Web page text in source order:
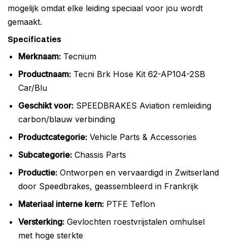
mogelijk omdat elke leiding speciaal voor jou wordt
gemaakt.
Specificaties
Merknaam:Tecnium
Productnaam:Tecni Brk Hose Kit 62-AP104-2SB
Car/Blu
Geschikt voor:SPEEDBRAKES Aviation remleiding
carbon/blauw verbinding
Productcategorie:Vehicle Parts & Accessories
Subcategorie:Chassis Parts
Productie:Ontworpen en vervaardigd in Zwitserland
door Speedbrakes, geassembleerd in Frankrijk
Materiaal interne kern:PTFE Teflon
Versterking:Gevlochten roestvrijstalen omhulsel
met hoge sterkte